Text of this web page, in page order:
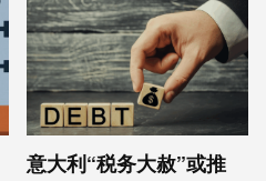
意大利“税务大赦”或推